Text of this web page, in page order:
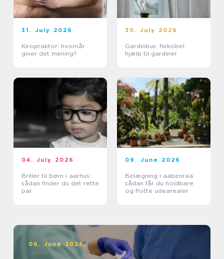
31. July 2026
Kiropraktor: hvornår
giver det mening?
30. July 2026
Gardinbus: fleksibel
hjælp til gardiner
04. July 2026
Briller til børn i aarhus:
sådan finder du det rette
par
09. June 2026
Belægning i aabenraa
sådan får du holdbare
og flotte udearealer
06. June 2026